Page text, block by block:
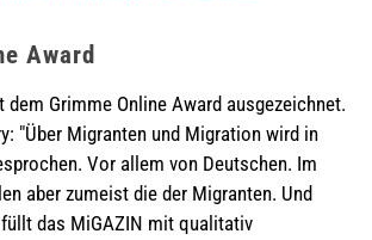
Award
dem Grimme Online Award ausgezeichnet.
"Über Migranten und Migration wird in
Vor allem von Deutschen. Im
aber zumeist die der Migranten. Und
das MiGAZIN mit qualitativ